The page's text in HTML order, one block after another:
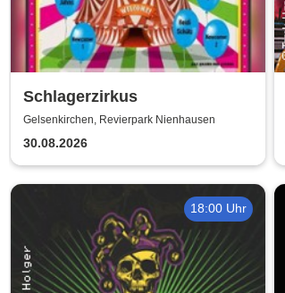
Schlagerzirkus
Gelsenkirchen, Revierpark Nienhausen
30.08.2026
18:00 Uhr